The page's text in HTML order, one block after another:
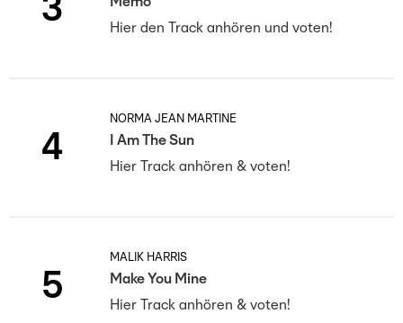
3
Hier den Track anhören und voten!
4
NORMA JEAN MARTINE
I Am The Sun
Hier Track anhören & voten!
5
MALIK HARRIS
Make You Mine
Hier Track anhören & voten!